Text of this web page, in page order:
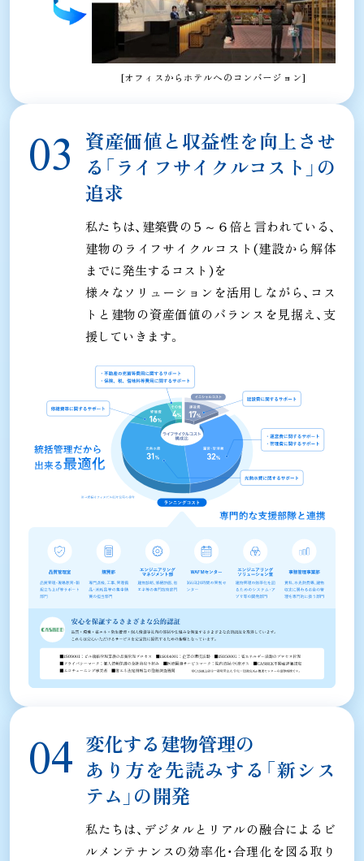
[オフィスからホテルへのコンバージョン]
資産価値と収益性を向上させ
る 「ライフサイクルコスト」の
追求
私たちは、建築費の５～６倍と言われている、
建物のライフサイクルコスト(建設から解体
までに発生するコスト)を
様々なソリューションを活用しながら、コス
トと建物の資産価値のバランスを見据え、支
援していきます。
変化する建物管理の
あり方を先読みする 「新シス
テム」の開発
私たちは、デジタルとリアルの融合によるビ
ルメンテナンスの効率化・合理化を図る取り